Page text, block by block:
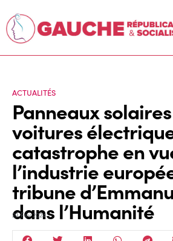
ACTUALITÉS
Panneaux
voitures
catastrophe en
l’industrie
tribune
dans l’Humanité
23 Fév 2024